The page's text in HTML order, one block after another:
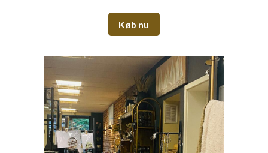
Køb nu